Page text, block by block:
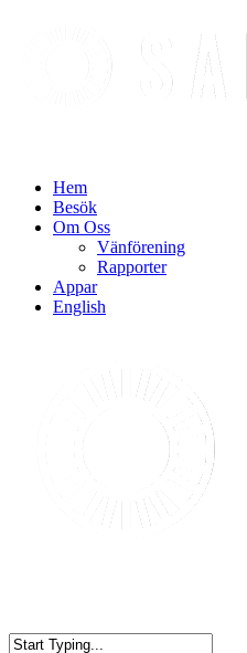
Hem
Besök
Om Oss
Vänförening
Rapporter
Appar
English